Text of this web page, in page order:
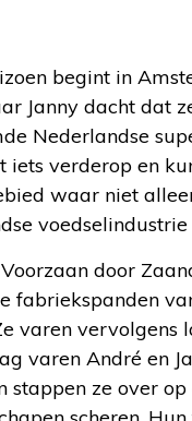
begint in
Janny dacht dat
Nederlandse
verderop en
waar niet
door
fabriekspanden
varen vervolgens
varen André en
stappen ze over